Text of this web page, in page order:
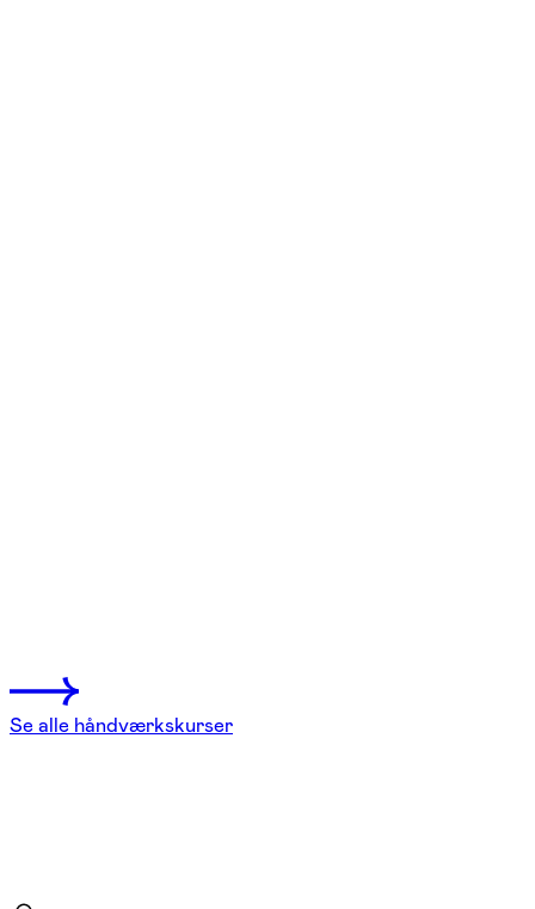
Se alle håndværkskurser